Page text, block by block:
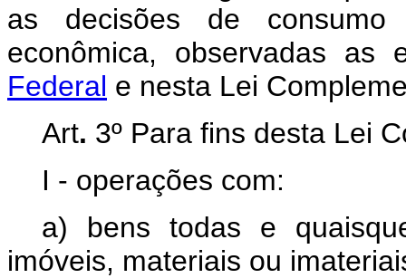
as decisões de
econômica, observadas as
Federal e nesta Lei
Art. 3º Para fins desta Lei
I - operações com:
a) bens todas e
imóveis, materiais ou